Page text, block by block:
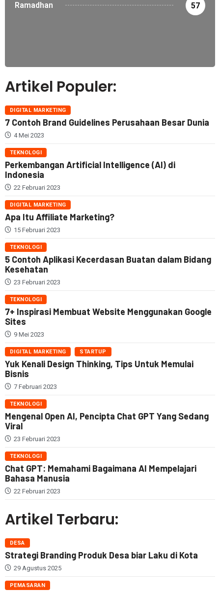
Ramadhan 57
Artikel Populer:
DIGITAL MARKETING
7 Contoh Brand Guidelines Perusahaan Besar Dunia
4 Mei 2023
TEKNOLOGI
Perkembangan Artificial Intelligence (AI) di
Indonesia
22 Februari 2023
DIGITAL MARKETING
Apa Itu Affiliate Marketing?
15 Februari 2023
TEKNOLOGI
5 Contoh Aplikasi Kecerdasan Buatan dalam Bidang
Kesehatan
23 Februari 2023
TEKNOLOGI
7+ Inspirasi Membuat Website Menggunakan Google
Sites
9 Mei 2023
DIGITAL MARKETING STARTUP
Yuk Kenali Design Thinking, Tips Untuk Memulai
Bisnis
7 Februari 2023
TEKNOLOGI
Mengenal Open AI, Pencipta Chat GPT Yang Sedang
Viral
23 Februari 2023
TEKNOLOGI
Chat GPT: Memahami Bagaimana AI Mempelajari
Bahasa Manusia
22 Februari 2023
Artikel Terbaru:
DESA
Strategi Branding Produk Desa biar Laku di Kota
29 Agustus 2025
PEMASARAN